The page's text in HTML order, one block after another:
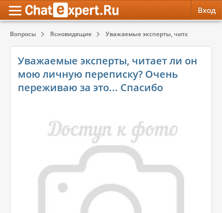
Вход
Вопросы Ясновидящие Уважаемые эксперты, читает ли он
Уважаемые эксперты, читает ли он
мою личную переписку? Очень
переживаю за это... Спасибо
Психология
Эзотерика
Красота, Здоровье
Психология
Эзотерика
Красота, Здоровье
Обратная связь
Служба поддержки
Правила сервиса